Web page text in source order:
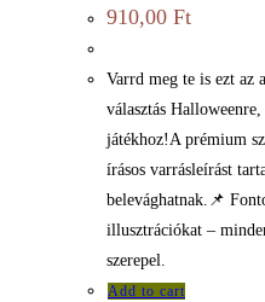
910,00 Ft
Varrd meg te is ezt az
választás
játékhoz!A prémium
írásos varrásleírást
belevághatnak.📌
illusztrációkat –
szerepel.
Add to cart